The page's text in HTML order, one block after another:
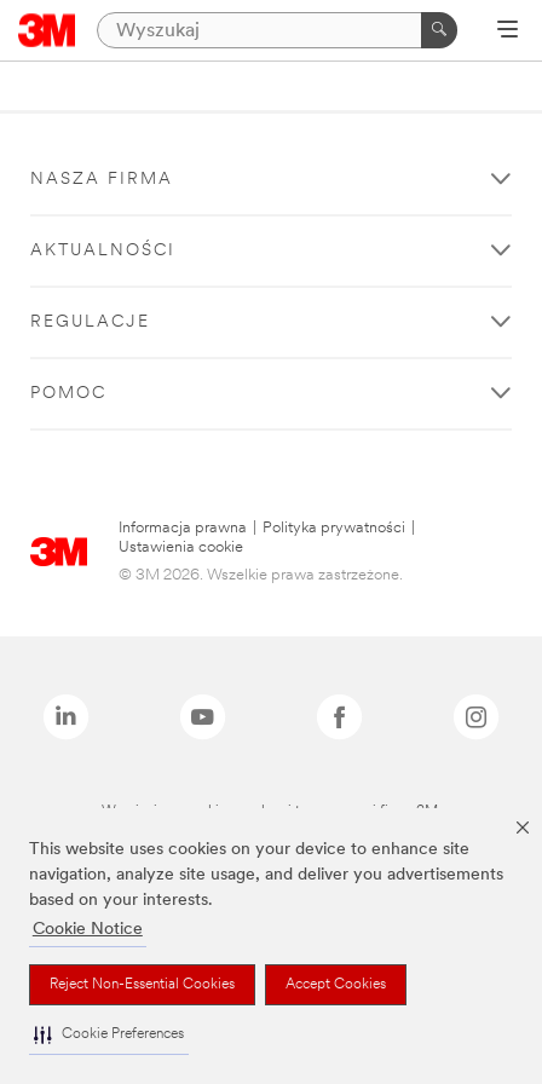
This website uses cookies on your device to enhance site
navigation, analyze site usage, and deliver you advertisements
based on your interests.
Cookie Notice
Reject Non-Essential Cookies Accept Cookies
Cookie Preferences
NASZA FIRMA
AKTUALNOŚCI
REGULACJE
POMOC
Informacja prawna Polityka prywatności
Ustawienia cookie
© 3M 2026. Wszelkie prawa zastrzeżone.
Wymienione marki są znakami towarowymi firmy 3M.